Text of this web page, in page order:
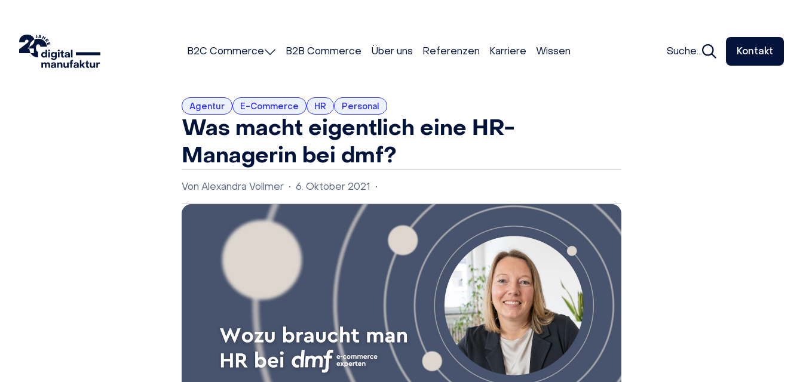
B2C Commerce B2B Commerce Über uns Referenzen Karriere Wissen Suche... Kontakt
Agentur E-Commerce HR Personal
Was macht eigentlich eine HR-
Managerin bei dmf?
Von Alexandra Vollmer • 6. Oktober 2021 •